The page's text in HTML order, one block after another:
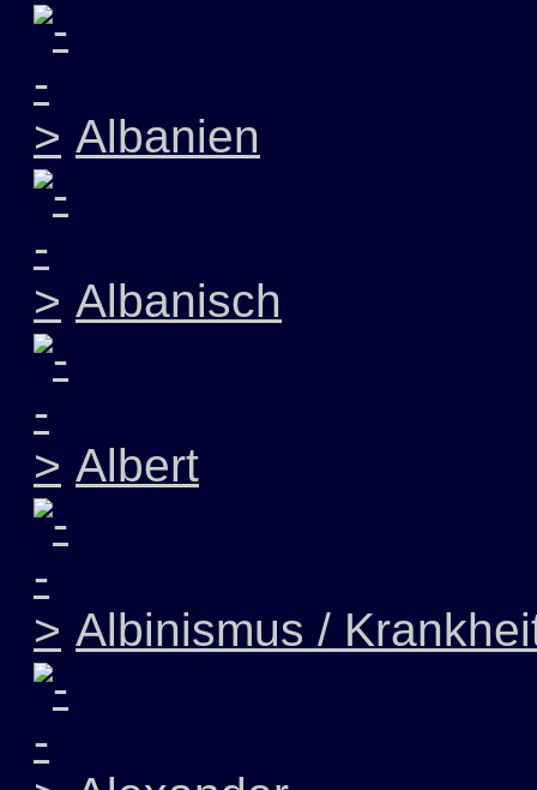
Albanien
Albanisch
Albert
Albinismus /